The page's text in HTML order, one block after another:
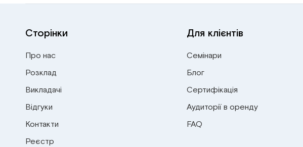
Сторінки
Про нас
Розклад
Викладачі
Відгуки
Контакти
Реєстр
Для клієнтів
Семінари
Блог
Сертифікація
Аудиторії в оренду
FAQ